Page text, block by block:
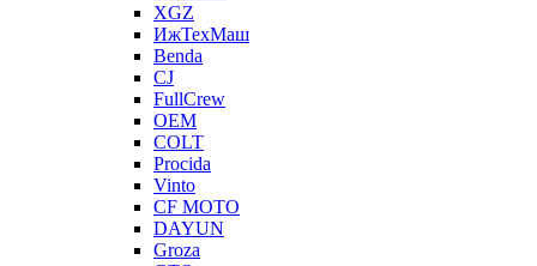
XGZ
ИжТехМаш
Benda
CJ
FullCrew
OEM
COLT
Procida
Vinto
CF MOTO
DAYUN
Groza